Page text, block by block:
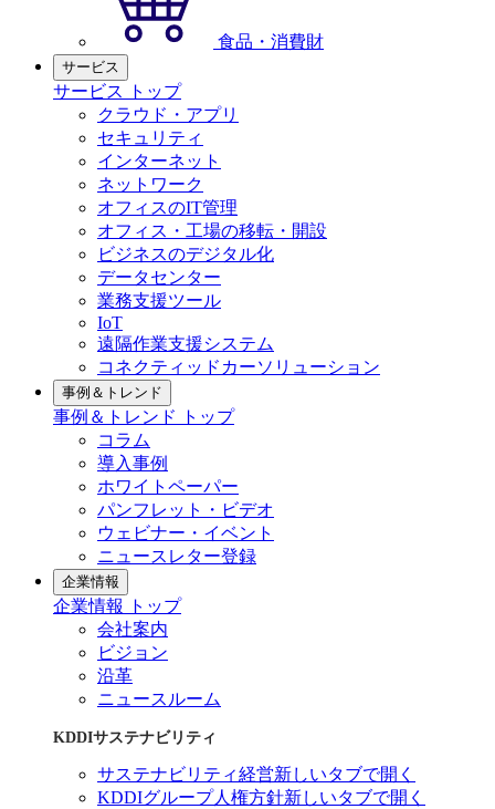
食品・消費財
サービス
サービス トップ
クラウド・アプリ
セキュリティ
インターネット
ネットワーク
オフィスのIT管理
オフィス・工場の移転・開設
ビジネスのデジタル化
データセンター
業務支援ツール
IoT
遠隔作業支援システム
コネクティッドカーソリューション
事例＆トレンド
事例＆トレンド トップ
コラム
導入事例
ホワイトペーパー
パンフレット・ビデオ
ウェビナー・イベント
ニュースレター登録
企業情報
企業情報 トップ
会社案内
ビジョン
沿革
ニュースルーム
KDDIサステナビリティ
サステナビリティ経営新しいタブで開く
KDDIグループ人権方針新しいタブで開く